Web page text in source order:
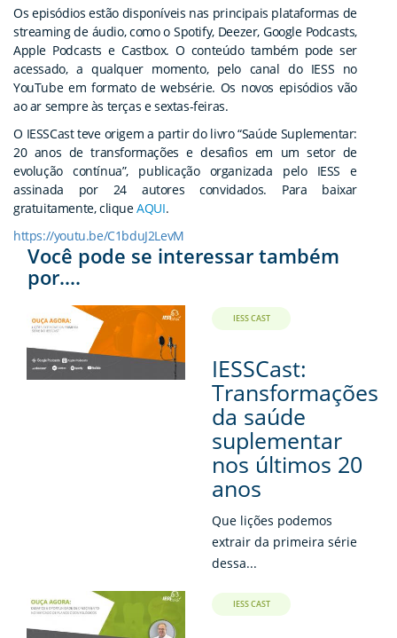
Os episódios estão disponíveis nas principais plataformas de
streaming de áudio, como o Spotify, Deezer, Google Podcasts,
Apple Podcasts e Castbox. O conteúdo também pode ser
acessado, a qualquer momento, pelo canal do IESS no
YouTube em formato de websérie. Os novos episódios vão
ao ar sempre às terças e sextas-feiras.
O IESSCast teve origem a partir do livro “Saúde Suplementar:
20 anos de transformações e desafios em um setor de
evolução contínua”, publicação organizada pelo IESS e
assinada por 24 autores convidados. Para baixar
gratuitamente, cliqueAQUI.
https://youtu.be/C1bduJ2LevM
Você pode se interessar também
por....
IESS CAST
IESSCast:
Transformações
da saúde
suplementar
nos últimos 20
anos
Que lições podemos
extrair da primeira série
dessa...
IESS CAST